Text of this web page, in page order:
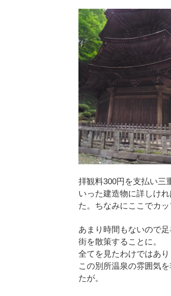
拝観料300円を支払い三
いった建造物に詳しけ
た。ちなみにここでカ
あまり時間もないので
街を散策することに。
全てを見たわけではあ
この別所温泉の雰囲気
たが。